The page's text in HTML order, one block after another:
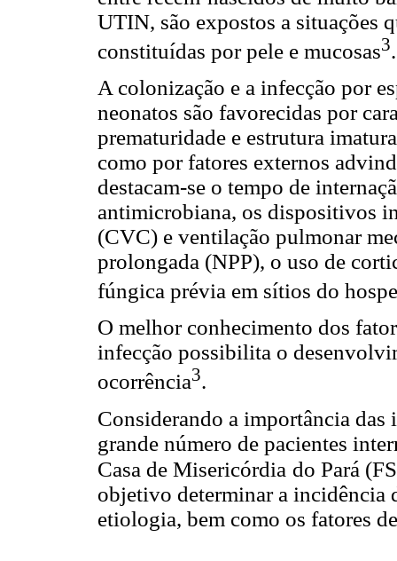
UTIN, são expostos a situações
constituídas por pele e mucosas3.
A colonização e a infecção por
neonatos são favorecidas por
prematuridade e estrutura
como por fatores externos
destacam-se o tempo de
antimicrobiana, os dispositivos
(CVC) e ventilação pulmonar
prolongada (NPP), o uso de
fúngica prévia em sítios do
O melhor conhecimento dos
infecção possibilita o
ocorrência3.
Considerando a importância das
grande número de pacientes
Casa de Misericórdia do Pará
objetivo determinar a incidência
etiologia, bem como os fatores